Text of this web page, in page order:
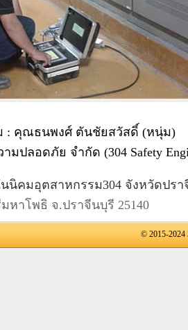
: คุณธนพงศ์ ตันชัยสวัสดิ์ (หนุ่ม)
มปลอดภัย จำกัด (304 Safety
นิคมอุตสาหกรรม304 จังหวัดปรา
หาโพธิ จ.ปราจีนบุรี 25140
© 2015-2024